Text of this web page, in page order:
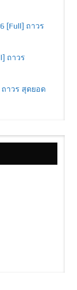
[Full] ถาวร
ถาวร
ถาวร สุดยอด